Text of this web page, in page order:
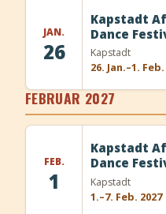
JAN.
26
Kapstadt
Dance
Kapstadt
26. Jan.–1.
FEBRUAR 2027
FEB.
1
Kapstadt
Dance
Kapstadt
1.–7. Feb. 2027